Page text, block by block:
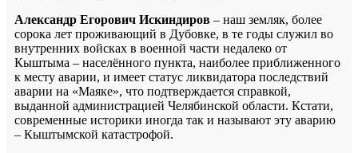
Александр Егорович Искиндиров – наш земляк, более
сорока лет проживающий в Дубовке, в те годы служил во
внутренних войсках в военной части недалеко от
Кыштыма – населённого пункта, наиболее приближенного
к месту аварии, и имеет статус ликвидатора последствий
аварии на «Маяке», что подтверждается справкой,
выданной администрацией Челябинской области. Кстати,
современные историки иногда так и называют эту аварию
– Кыштымской катастрофой.